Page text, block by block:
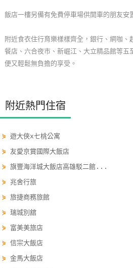
圖
顧
客
服
顧
客
意
度
單
管
理
會
飯店一樓另備有免費停車場供開車的朋友安
附近食衣住行育樂樣樣齊全，銀行、網咖、
餐店、六合夜市、新崛江、大立精品館等五
便又輕鬆無負擔的享受。
附近熱門住宿
⋟遊大俠x七桃公寓
⋟ 友愛京賞國際大飯店
⋟旗豐海洋城大飯店高雄駁二館...
⋟兆舍行旅
⋟旅捷商務旅館
⋟瑞城別舘
⋟ 富美美旅店
⋟信宗大飯店
⋟金馬大飯店